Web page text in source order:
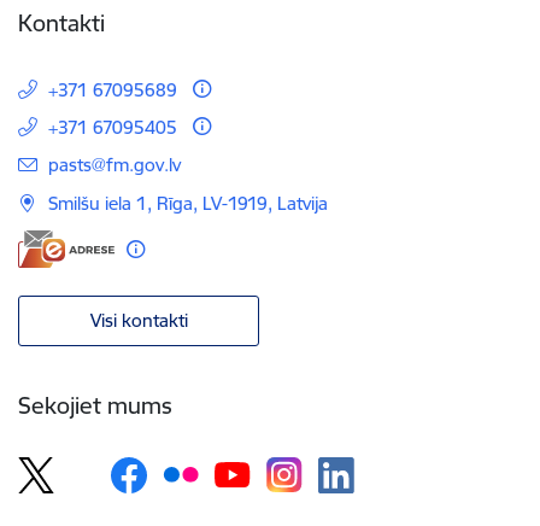
Kontakti
+371 67095689
+371 67095405
E-pasts:
pasts@fm.gov.lv
Smilšu iela 1, Rīga, LV-1919, Latvija
Visi kontakti
Sekojiet mums